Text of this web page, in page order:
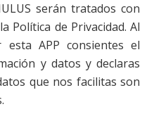
serán tratados con
Política de Privacidad. Al
esta APP consientes el
y datos y declaras
que nos facilitas son